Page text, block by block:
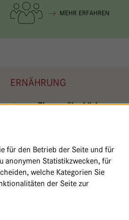
MEHR ERFAHREN
ERNÄHRUNG
zum Themenüberblick
SEITE AUSDRUCKEN / TEILEN
für den Betrieb der Seite und für
anonymen Statistikzwecken, für
welche Kategorien Sie
der Seite zur